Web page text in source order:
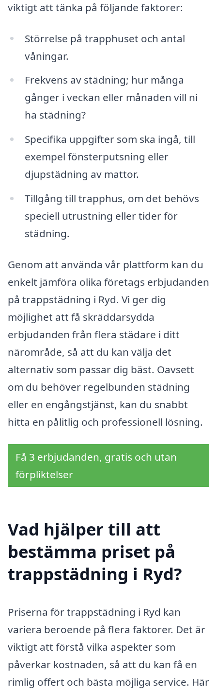
viktigt att tänka på följande faktorer:
Störrelse på trapphuset och antal
våningar.
Frekvens av städning; hur många
gånger i veckan eller månaden vill ni
ha städning?
Specifika uppgifter som ska ingå, till
exempel fönsterputsning eller
djupstädning av mattor.
Tillgång till trapphus, om det behövs
speciell utrustning eller tider för
städning.
Genom att använda vår plattform kan du
enkelt jämföra olika företags erbjudanden
på trappstädning i Ryd. Vi ger dig
möjlighet att få skräddarsydda
erbjudanden från flera städare i ditt
närområde, så att du kan välja det
alternativ som passar dig bäst. Oavsett
om du behöver regelbunden städning
eller en engångstjänst, kan du snabbt
hitta en pålitlig och professionell lösning.
Få 3 erbjudanden, gratis och utan
förpliktelser
Vad hjälper till att
bestämma priset på
trappstädning i Ryd?
Priserna för trappstädning i Ryd kan
variera beroende på flera faktorer. Det är
viktigt att förstå vilka aspekter som
påverkar kostnaden, så att du kan få en
rimlig offert och bästa möjliga service. Här